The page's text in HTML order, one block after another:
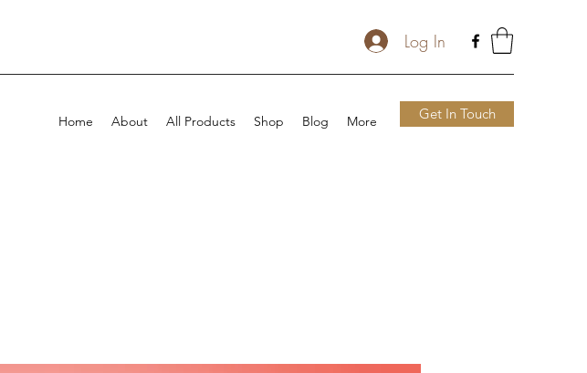
Log In
Home About All Products Shop Blog More Get In Touch